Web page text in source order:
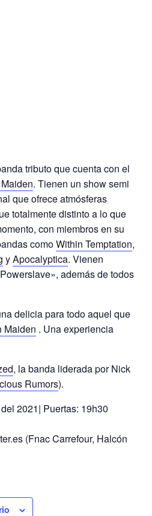
tributo que cuenta con el
. Tienen un show semi
que ofrece atmósferas
totalmente distinto a lo que
con miembros en su
comoWithin Temptation,
yApocalyptica. Vienen
además de todos
delicia para todo aquel que
Maiden . Una experiencia
, la banda liderada por Nick
Rumors).
2021| Puertas: 19h30
(Fnac Carrefour, Halcón